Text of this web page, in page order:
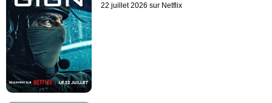
22 juillet 2026 sur Netflix